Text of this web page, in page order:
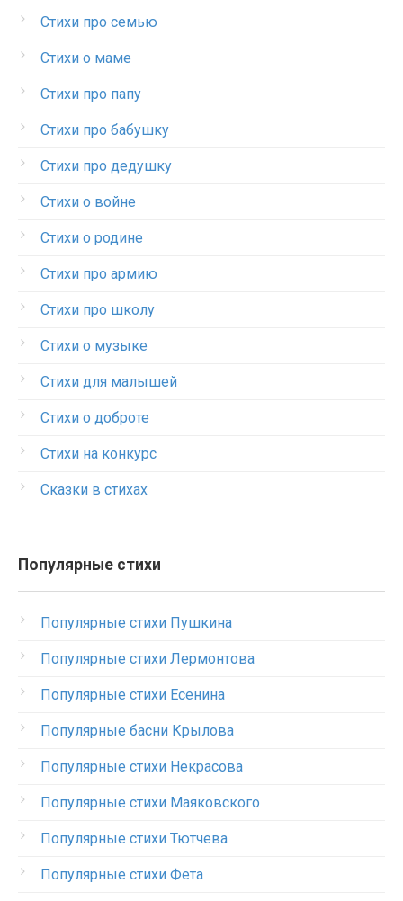
Стихи про семью
Стихи о маме
Стихи про папу
Стихи про бабушку
Стихи про дедушку
Стихи о войне
Стихи о родине
Стихи про армию
Стихи про школу
Стихи о музыке
Стихи для малышей
Стихи о доброте
Стихи на конкурс
Сказки в стихах
Популярные стихи
Популярные стихи Пушкина
Популярные стихи Лермонтова
Популярные стихи Есенина
Популярные басни Крылова
Популярные стихи Некрасова
Популярные стихи Маяковского
Популярные стихи Тютчева
Популярные стихи Фета